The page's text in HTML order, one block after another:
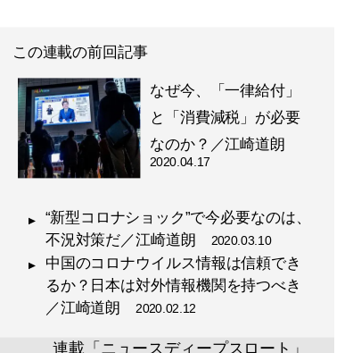
この連載の前回記事
なぜ今、「一律給付」
と「消費減税」が必要
なのか？／江崎道朗
2020.04.17
“新型コロナショック”で今必要なのは、
不況対策だ／江崎道朗 2020.03.10
中国のコロナウイルス情報は信頼でき
るか？日本は対外情報機関を持つべき
／江崎道朗 2020.02.12
連載「ニュースディープスロート」